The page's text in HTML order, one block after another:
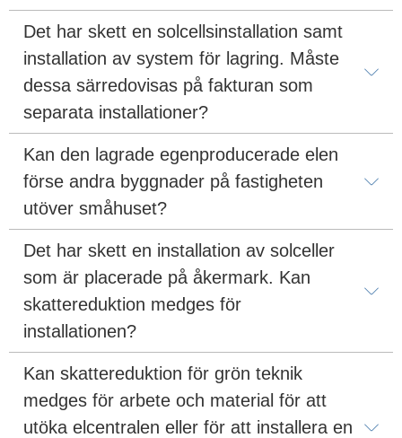
Det har skett en solcellsinstallation samt
installation av system för lagring. Måste
dessa särredovisas på fakturan som
separata installationer?
Kan den lagrade egenproducerade elen
förse andra byggnader på fastigheten
utöver småhuset?
Det har skett en installation av solceller
som är placerade på åkermark. Kan
skattereduktion medges för
installationen?
Kan skattereduktion för grön teknik
medges för arbete och material för att
utöka elcentralen eller för att installera en